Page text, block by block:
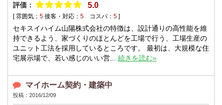
評価： 5.0
[ 雰囲気： 5 接客・対応： 5 コスパ： 5 ]
セキスイハイム山陽株式会社の特徴は、設計通りの高性能を維
持できるよう、家づくりのほとんどを工場で行う、工場生産の
ユニット工法を採用しているところです。 最初は、大規模な住
宅展示場で、若い感じのいい営... 続きを読む»
マイホーム契約・建築中
投稿：2016/12/09